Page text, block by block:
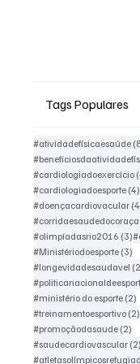
Tags Populares
#atividadefísicaesaúde
#cardiologiadoexercício
#cardiologiadoesporte (4)
#doençacardiovacular
#olimpíadasrio2016 (3)3
#Ministériodoesporte (3)3
#longevidadesaudavel
#ministério do esporte (2)
#treinamentoesportivo (2)
#promoçãodasaude (2)2
#saudecardiovascular (2)